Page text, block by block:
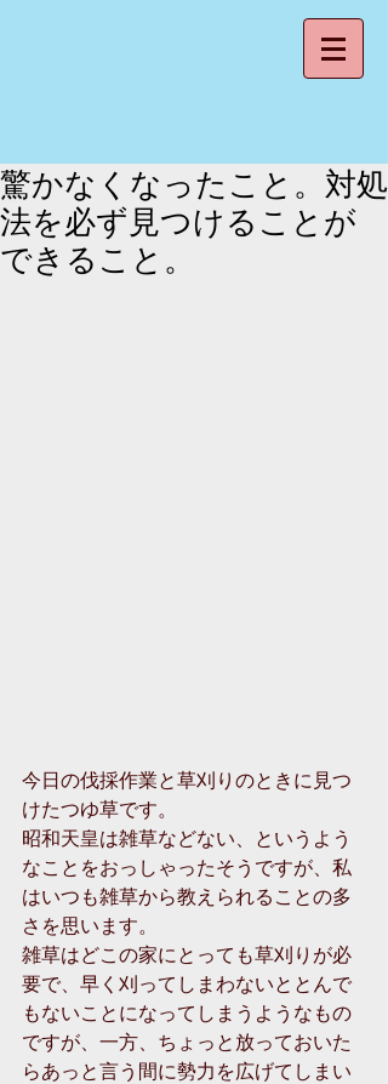
驚かなくなったこと。対処
法を必ず見つけることが
できること。
今日の伐採作業と草刈りのときに見つ
けたつゆ草です。
昭和天皇は雑草などない、というよう
なことをおっしゃったそうですが、私
はいつも雑草から教えられることの多
さを思います。
雑草はどこの家にとっても草刈りが必
要で、早く刈ってしまわないととんで
もないことになってしまうようなもの
ですが、一方、ちょっと放っておいた
らあっと言う間に勢力を広げてしまい